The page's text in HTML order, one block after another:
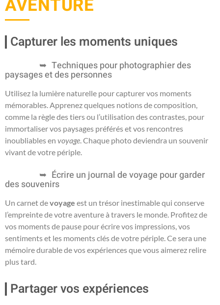
AVENTURE
Capturer les moments uniques
Techniques pour photographier des
paysages et des personnes
Utilisez la lumière naturelle pour capturer vos moments
mémorables. Apprenez quelques notions de composition,
comme la règle des tiers ou l’utilisation des contrastes, pour
immortaliser vos paysages préférés et vos rencontres
inoubliables en voyage. Chaque photo deviendra un souvenir
vivant de votre périple.
Écrire un journal de voyage pour garder
des souvenirs
Un carnet devoyage est un trésor inestimable qui conserve
l’empreinte de votre aventure à travers le monde. Profitez de
vos moments de pause pour écrire vos impressions, vos
sentiments et les moments clés de votre périple. Ce sera une
mémoire durable de vos expériences que vous aimerez relire
plus tard.
Partager vos expériences